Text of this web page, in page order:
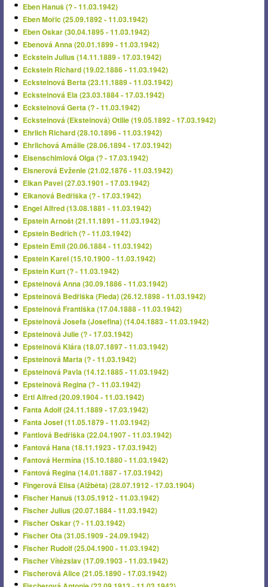
Eben Hanuš (? - 11.03.1942)
Eben Mořic (25.09.1892 - 11.03.1942)
Eben Oskar (30.04.1895 - 11.03.1942)
Ebenová Anna (20.01.1899 - 11.03.1942)
Eckstein Julius (14.11.1889 - 17.03.1942)
Eckstein Richard (19.02.1886 - 11.03.1942)
Ecksteinová Berta (23.11.1889 - 11.03.1942)
Ecksteinová Ela (23.03.1884 - 17.03.1942)
Ecksteinová Gerta (? - 11.03.1942)
Ecksteinová (Eksteinová) Otilie (19.05.1892 - 17.03.1942)
Ehrlich Richard (28.10.1896 - 11.03.1942)
Ehrlichová Amálie (28.06.1894 - 17.03.1942)
Eisenschimlová Olga (? - 17.03.1942)
Eisnerová Evženie (21.02.1876 - 11.03.1942)
Elkan Pavel (27.03.1901 - 17.03.1942)
Elkanová Bedřiška (? - 17.03.1942)
Engel Alfred (13.08.1881 - 11.03.1942)
Epstein Arnošt (21.11.1891 - 11.03.1942)
Epstein Bedřich (? - 11.03.1942)
Epstein Emil (20.06.1884 - 11.03.1942)
Epstein Karel (15.10.1900 - 11.03.1942)
Epstein Kurt (? - 11.03.1942)
Epsteinová Anna (30.09.1886 - 11.03.1942)
Epsteinová Bedřiška (Fieda) (26.12.1898 - 11.03.1942)
Epsteinová Františka (17.04.1888 - 11.03.1942)
Epsteinová Josefa (Josefina) (14.04.1883 - 11.03.1942)
Epsteinová Julie (? - 17.03.1942)
Epsteinová Klára (18.07.1897 - 11.03.1942)
Epsteinová Marta (? - 11.03.1942)
Epsteinová Pavla (14.12.1885 - 11.03.1942)
Epsteinová Regina (? - 11.03.1942)
Ertl Alfred (20.09.1904 - 11.03.1942)
Fanta Adolf (24.11.1889 - 17.03.1942)
Fanta Josef (11.05.1879 - 11.03.1942)
Fantlová Bedřiška (22.04.1907 - 11.03.1942)
Fantová Hana (18.11.1923 - 17.03.1942)
Fantová Hermína (15.10.1880 - 11.03.1942)
Fantová Regina (14.01.1887 - 17.03.1942)
Fingerová Elisa (Alžběta) (28.07.1912 - 17.03.1904)
Fischer Hanuš (13.05.1912 - 11.03.1942)
Fischer Julius (20.07.1884 - 11.03.1942)
Fischer Oskar (? - 11.03.1942)
Fischer Ota (31.05.1909 - 24.09.1942)
Fischer Rudolf (25.04.1900 - 11.03.1942)
Fischer Vítězslav (17.09.1903 - 11.03.1942)
Fischerová Alice (21.05.1890 - 17.03.1942)